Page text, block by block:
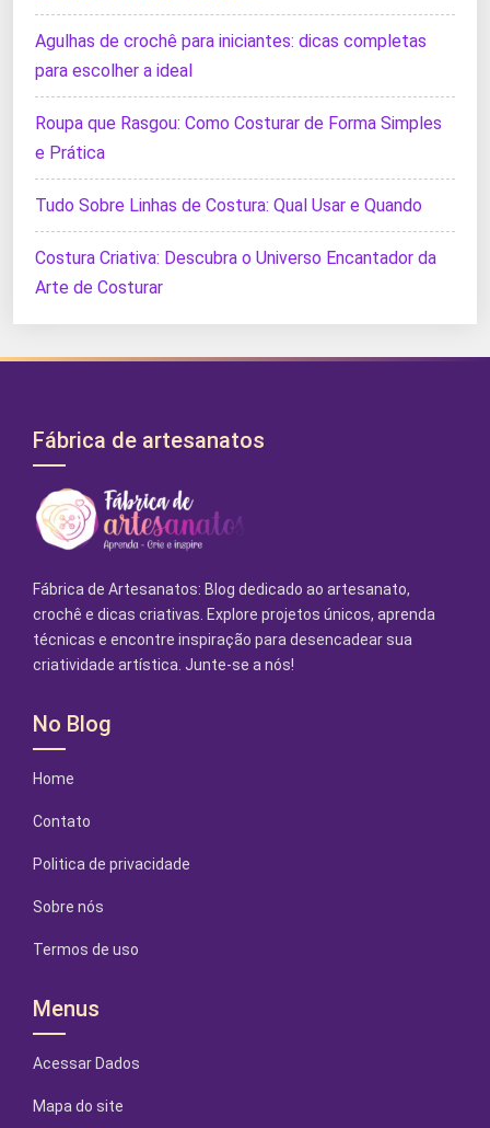
Agulhas de crochê para iniciantes: dicas completas
para escolher a ideal
Roupa que Rasgou: Como Costurar de Forma Simples
e Prática
Tudo Sobre Linhas de Costura: Qual Usar e Quando
Costura Criativa: Descubra o Universo Encantador da
Arte de Costurar
Fábrica de artesanatos
Fábrica de Artesanatos: Blog dedicado ao artesanato,
crochê e dicas criativas. Explore projetos únicos, aprenda
técnicas e encontre inspiração para desencadear sua
criatividade artística. Junte-se a nós!
No Blog
Home
Contato
Politica de privacidade
Sobre nós
Termos de uso
Menus
Acessar Dados
Mapa do site